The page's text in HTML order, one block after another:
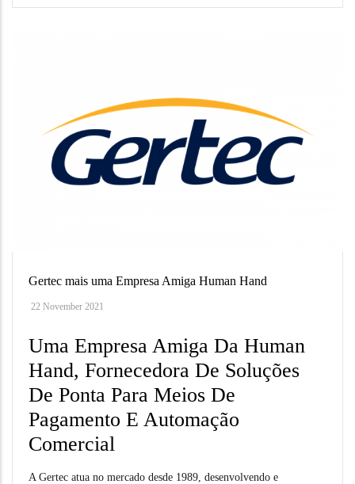
Gertec mais uma Empresa Amiga Human Hand
22 November 2021
Uma Empresa Amiga Da Human
Hand, Fornecedora De Soluções
De Ponta Para Meios De
Pagamento E Automação
Comercial
A Gertec atua no mercado desde 1989, desenvolvendo e